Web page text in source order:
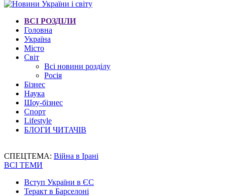
ВСІ РОЗДІЛИ
Головна
Україна
Місто
Світ
Всі новини розділу
Росія
Бізнес
Наука
Шоу-бізнес
Спорт
Lifestyle
БЛОГИ ЧИТАЧІВ
СПЕЦТЕМА: Війна в Ірані
ВСІ ТЕМИ
Вступ України в ЄС
Теракт в Барселоні